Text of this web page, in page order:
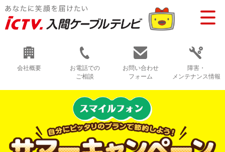
会社概要
お電話での
ご相談
お問い合わせ
フォーム
障害・
メンテナンス情報